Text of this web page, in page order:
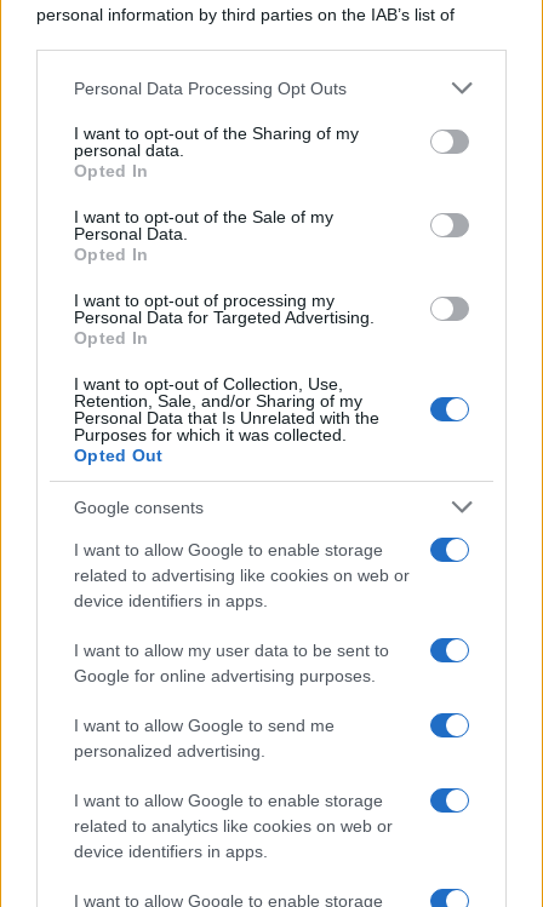
personal information by third parties on the IAB’s list of
This information may also be disclosed by us to third parties
disclose it to other third parties.
Please note that this website/app uses one or more Google
services and may gather and store information including but
not limited to your visit or usage behaviour. You may click to
grant or deny consent to Google and its third-party tags to
consent section.
Personal Data Processing Opt Outs
I want to opt-out of the Sharing of my
personal data.
Opted In
I want to opt-out of the Sale of my
Personal Data.
Opted In
I want to opt-out of processing my
Personal Data for Targeted Advertising.
Opted In
I want to opt-out of Collection, Use,
Retention, Sale, and/or Sharing of my
Personal Data that Is Unrelated with the
Purposes for which it was collected.
Opted Out
Google consents
I want to allow Google to enable storage
related to advertising like cookies on web or
device identifiers in apps.
I want to allow my user data to be sent to
Google for online advertising purposes.
I want to allow Google to send me
personalized advertising.
I want to allow Google to enable storage
related to analytics like cookies on web or
device identifiers in apps.
I want to allow Google to enable storage